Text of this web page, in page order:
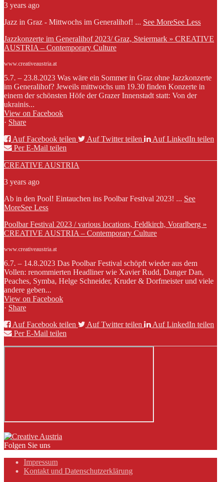
3 years ago
Jazz in Graz - Mittwochs im Generalihof! ... See MoreSee Less
Jazzkonzerte im Generalihof 2023/ Graz, Steiermark » CREATIVE
AUSTRIA – Contemporary Culture
www.creativeaustria.at
5.7. – 23.8.2023 Was wäre ein Sommer in Graz ohne Jazzkonzerte
im Generalihof? Jeweils mittwochs um 19.30 finden Konzerte in
einem der schönsten Höfe der Grazer Innenstadt statt: Von der
ukrainis...
View on Facebook
· Share
Auf Facebook teilen
Auf Twitter teilen
Auf LinkedIn teilen
Per E-Mail teilen
CREATIVE AUSTRIA
3 years ago
Ab in den Pool! Eintauchen ins Poolbar Festival 2023! ... See
MoreSee Less
Poolbar Festival 2023 / various locations, Feldkirch, Vorarlberg »
CREATIVE AUSTRIA – Contemporary Culture
www.creativeaustria.at
6.7. – 14.8.2023 Das Poolbar Festival schöpft wieder aus dem
Vollen: renommierten Headliner wie Xavier Rudd, Danger Dan,
Peaches, Symba, Helge Schneider, Kruder & Dorfmeister und viele
andere geben...
View on Facebook
· Share
Auf Facebook teilen
Auf Twitter teilen
Auf LinkedIn teilen
Per E-Mail teilen
Folgen Sie uns
Impressum
Kontakt und Datenschutzerklärung